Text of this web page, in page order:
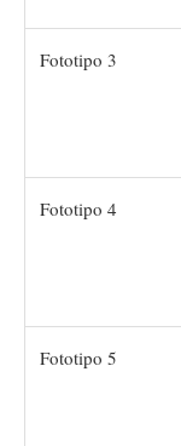
Fototipo 3
Fototipo 4
Fototipo 5